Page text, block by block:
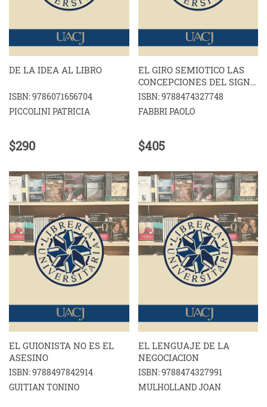
DE LA IDEA AL LIBRO
ISBN: 9786071656704
PICCOLINI PATRICIA
$290
EL GIRO SEMIOTICO LAS
CONCEPCIONES DEL SIGNO
A LO LARGO DE SU
HISTORIA
ISBN: 9788474327748
FABBRI PAOLO
$405
EL GUIONISTA NO ES EL
ASESINO
ISBN: 9788497842914
GUITIAN TONINO
EL LENGUAJE DE LA
NEGOCIACION
ISBN: 9788474327991
MULHOLLAND JOAN